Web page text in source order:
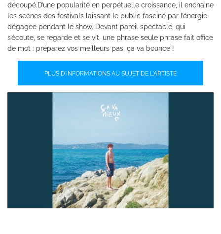
découpé.D’une popularité en perpétuelle croissance, il enchaine
les scènes des festivals laissant le public fasciné par l’énergie
dégagée pendant le show. Devant pareil spectacle, qui
s’écoute, se regarde et se vit, une phrase seule phrase fait office
de mot : préparez vos meilleurs pas, ça va bounce !
PLUS D'INFORMATIONS AU SUJET DE L'ARTISTE